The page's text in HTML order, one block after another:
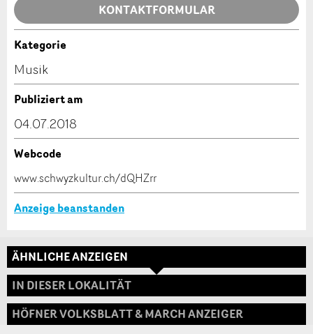
Allgemeines Feedback
Anzeige nicht mehr gültig
Anzeige unvollständig
* Eingabe erforderlich
* Eingabe erforderlich
ANZEIGE WEITEREMPFEHLEN
KONTAKTFORMULAR
Kontakt
Verfassen Sie eine Nachricht für die Kontaktpersonen
Adresse
Kategorie
Musik
Publiziert am
04.07.2018
Webcode
www.schwyzkultur.ch/dQHZrr
Anzeige beanstanden
ÄHNLICHE ANZEIGEN
IN DIESER LOKALITÄT
HÖFNER VOLKSBLATT & MARCH ANZEIGER